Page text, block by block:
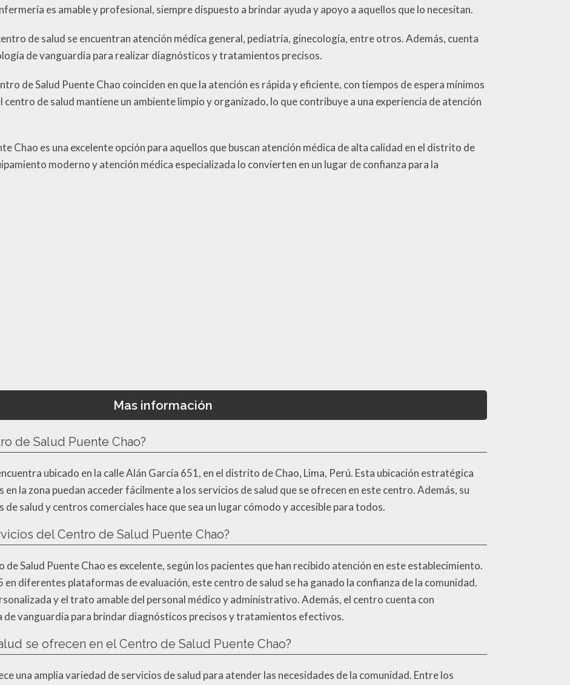
es amable y profesional, siempre dispuesto a brindar ayuda y apoyo a aquellos que lo necesitan.
de salud se encuentran atención médica general, pediatría, ginecología, entre otros. Además, cuenta
de vanguardia para realizar diagnósticos y tratamientos precisos.
de Salud Puente Chao coinciden en que la atención es rápida y eficiente, con tiempos de espera mínimos
de salud mantiene un ambiente limpio y organizado, lo que contribuye a una experiencia de atención
Chao es una excelente opción para aquellos que buscan atención médica de alta calidad en el distrito de
moderno y atención médica especializada lo convierten en un lugar de confianza para la
Mas información
de Salud Puente Chao?
ubicado en la calle Alán García 651, en el distrito de Chao, Lima, Perú. Esta ubicación estratégica
la zona puedan acceder fácilmente a los servicios de salud que se ofrecen en este centro. Además, su
salud y centros comerciales hace que sea un lugar cómodo y accesible para todos.
del Centro de Salud Puente Chao?
Salud Puente Chao es excelente, según los pacientes que han recibido atención en este establecimiento.
en diferentes plataformas de evaluación, este centro de salud se ha ganado la confianza de la comunidad.
y el trato amable del personal médico y administrativo. Además, el centro cuenta con
vanguardia para brindar diagnósticos precisos y tratamientos efectivos.
se ofrecen en el Centro de Salud Puente Chao?
una amplia variedad de servicios de salud para atender las necesidades de la comunidad. Entre los